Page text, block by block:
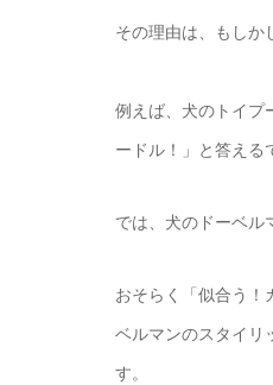
その理由は、 もしか
例えば、犬のトイプ
ードル！」と答える
では、犬のドーベ
おそらく「似合う！
ベルマンのスタイリ
す。